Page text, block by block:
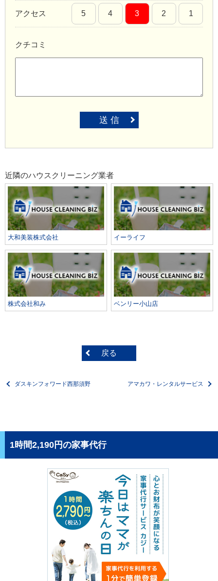
アクセス 5 4 3 2 1
クチコミ
送 信
近隣のハウスクリーニング業者
大和美装株式会社 イーライフ
株式会社和み ベンリー小山店
戻る
ダスキンフォワード西那須野 アマカワ・レンタルサービス
1時間2,190円の家事代行